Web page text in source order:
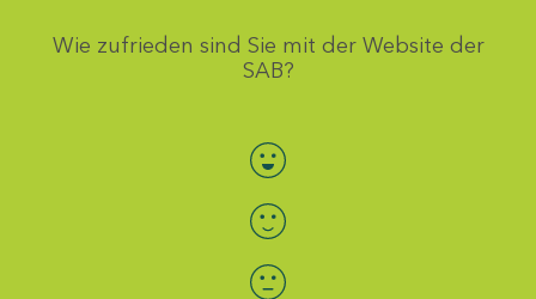
Wie zufrieden sind Sie mit der Website der
SAB?
Bewertung auswählen